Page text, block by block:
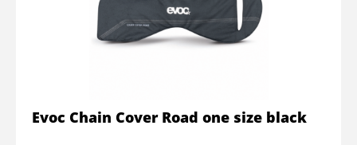
Evoc Chain Cover Road one size black